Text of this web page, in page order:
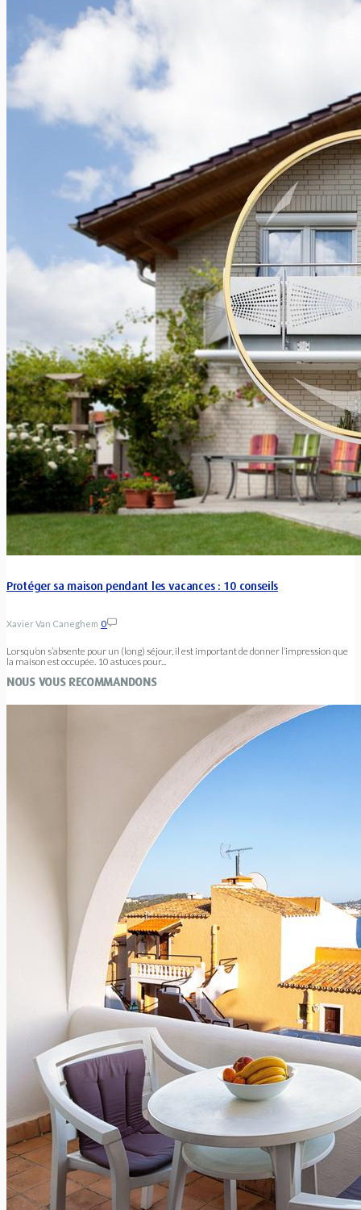
Protéger sa maison pendant les vacances : 10 conseils
Xavier Van Caneghem 0
Lorsqu’on s’absente pour un (long) séjour, il est important de donner l’impression que
la maison est occupée. 10 astuces pour...
NOUS VOUS RECOMMANDONS